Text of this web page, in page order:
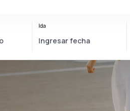
Ida